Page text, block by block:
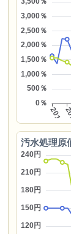
汚水処理原